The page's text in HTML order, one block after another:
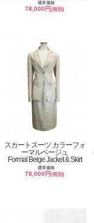
通常価格
78,000円(税別)
スカートスーツ カラーフォ
ーマルベージュ
Formal Beige Jacket & Skirt
通常価格
78,000円(税別)